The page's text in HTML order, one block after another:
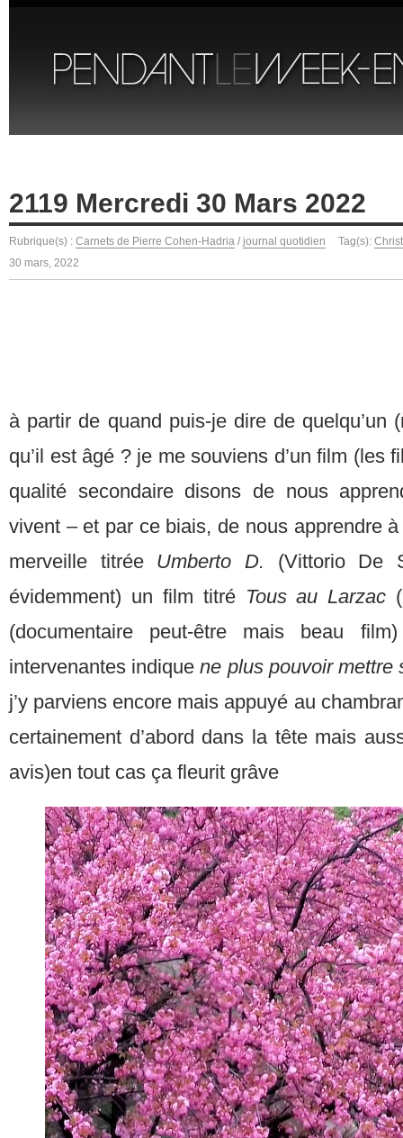
2119 Mercredi 30 Mars 2022
Rubrique(s) : Carnets de Pierre Cohen-Hadria / journal quotidien Tag(s):
30 mars, 2022
à partir de quand puis-je dire de quelqu’un
qu’il est âgé ? je me souviens d’un film (les
qualité secondaire disons de nous
vivent – et par ce biais, de nous apprendre
merveille titrée Umberto D. (Vittorio De
évidemment) un film titré Tous au Larzac
(documentaire peut-être mais beau
intervenantes indiquene plus pouvoir
j’y parviens encore mais appuyé au
certainement d’abord dans la tête mais
avis)en tout cas ça fleurit grâve